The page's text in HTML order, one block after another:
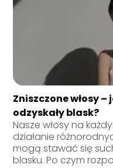
Zniszczone włosy
odzyskały blask?
Nasze włosy na
działanie
mogą stawać się
blasku. Po czym